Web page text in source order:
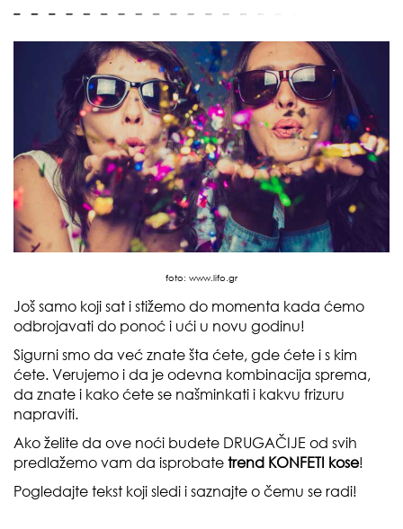
foto: www.lifo.gr
Još samo koji sat i stižemo do momenta kada ćemo
odbrojavati do ponoć i ući u novu godinu!
Sigurni smo da već znate šta ćete, gde ćete i s kim
ćete. Verujemo i da je odevna kombinacija sprema,
da znate i kako ćete se našminkati i kakvu frizuru
napraviti.
Ako želite da ove noći budete DRUGAČIJE od svih
predlažemo vam da isprobate trend KONFETI kose!
Pogledajte tekst koji sledi i saznajte o čemu se radi!